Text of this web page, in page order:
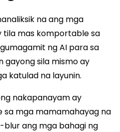
na ang mga
tila mas komportable sa
ng AI para sa
gayong sila mismo ay
katulad na layunin.
nakapanayam ay
mga mamamahayag na
blur ang mga bahagi ng